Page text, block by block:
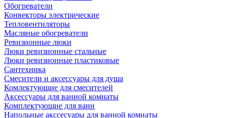
Обогреватели
Конвекторы электрические
Тепловентиляторы
Масляные обогреватели
Ревизионные люки
Люки ревизионные стальные
Люки ревизионные пластиковые
Сантехника
Смесители и аксессуары для душа
Комлектующие для смесителей
Аксессуары для ванной комнаты
Комплектующие для ванн
Напольные акссесуары для ванной комнаты